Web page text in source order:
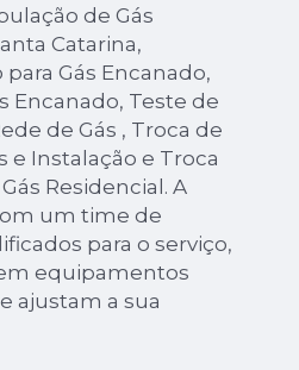
de Gás
Catarina,
Gás Encanado,
Encanado, Teste de
de Gás , Troca de
e Instalação e Troca
Residencial. A
um time de
para o serviço,
equipamentos
ajustam a sua